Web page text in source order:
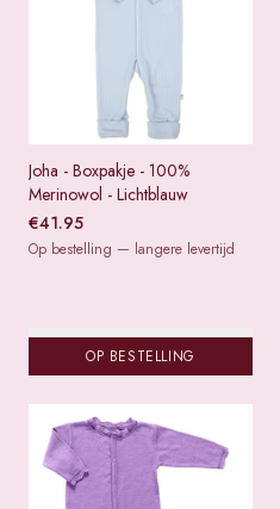
Joha - Boxpakje - 100%
Merinowol - Lichtblauw
€41.95
Op bestelling — langere levertijd
OP BESTELLING